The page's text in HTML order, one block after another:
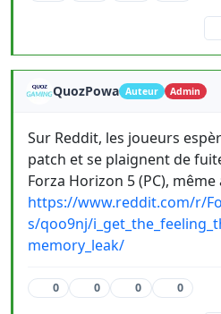
QuozPowa Auteur Admin
Sur Reddit, les joueurs
patch et se plaignent de
Forza Horizon 5 (PC), même
https://www.reddit.com/r/
s/qoo9nj/
memory_leak/
0 0 0 0